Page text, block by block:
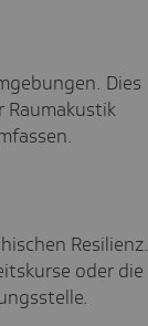
Dies
Raumakustik
Resilienz.
oder die